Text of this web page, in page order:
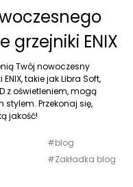
grzejniki ENIX
Twój nowoczesny
takie jak Libra Soft,
z oświetleniem, mogą
Przekonaj się,
jakość!
blog
Zakładka blog